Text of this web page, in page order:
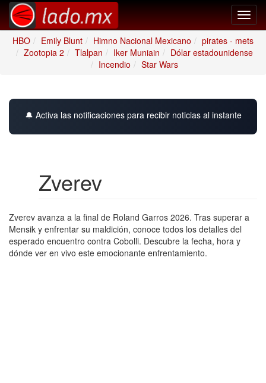
HBO
Emily Blunt Himno Nacional Mexicano
pirates - mets
Zootopia 2
Tlalpan Iker Muniain
Dólar estadounidense
Incendio
Star Wars
🔔 Activa las notificaciones para recibir noticias al instante
Zverev
Zverev avanza a la final de Roland Garros 2026. Tras superar a
Mensik y enfrentar su maldición, conoce todos los detalles del
esperado encuentro contra Cobolli. Descubre la fecha, hora y
dónde ver en vivo este emocionante enfrentamiento.